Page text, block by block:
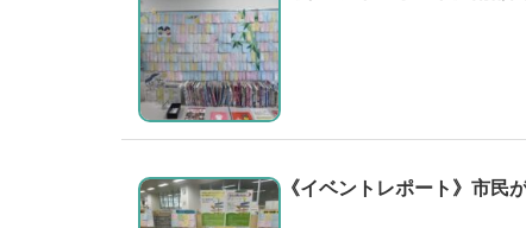
《イベントレポート》市民